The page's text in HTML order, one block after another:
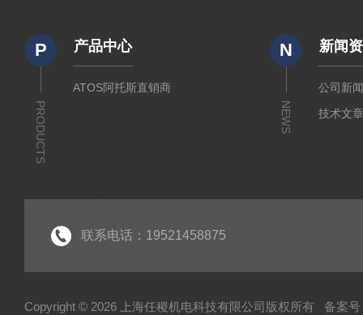
P
PRODUCTS
产品中心
ATOS阿托斯直销商
N
NEWS
新闻
公司新
技术文
联系电话：19521458875
Copyright © 2026 上海任稷机电科技有限公司版权所有 备案号